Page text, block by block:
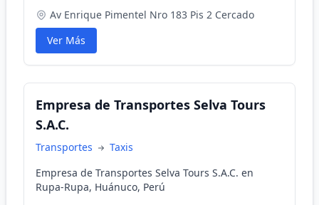
Av Enrique Pimentel Nro 183 Pis 2 Cercado
Ver Más
Empresa de Transportes Selva Tours
S.A.C.
Transportes
Taxis
Empresa de Transportes Selva Tours S.A.C. en
Rupa-Rupa, Huánuco, Perú